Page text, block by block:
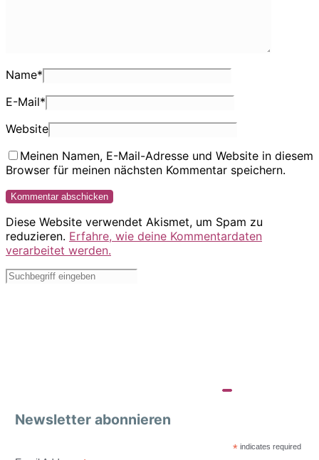
Name*
E-Mail*
Website
Meinen Namen, E-Mail-Adresse und Website in diesem
Browser für meinen nächsten Kommentar speichern.
Diese Website verwendet Akismet, um Spam zu
reduzieren. Erfahre, wie deine Kommentardaten
verarbeitet werden.
Newsletter abonnieren
* indicates required